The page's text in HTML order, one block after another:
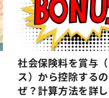
社会保険料を賞与
ス）から控除する
ぜ？計算方法を詳